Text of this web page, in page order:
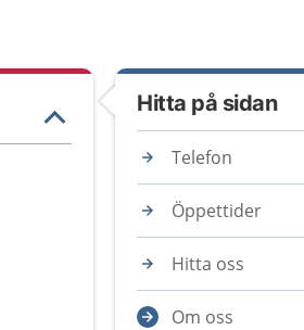
Hitta på sidan
Telefon
Öppettider
Hitta oss
Om oss